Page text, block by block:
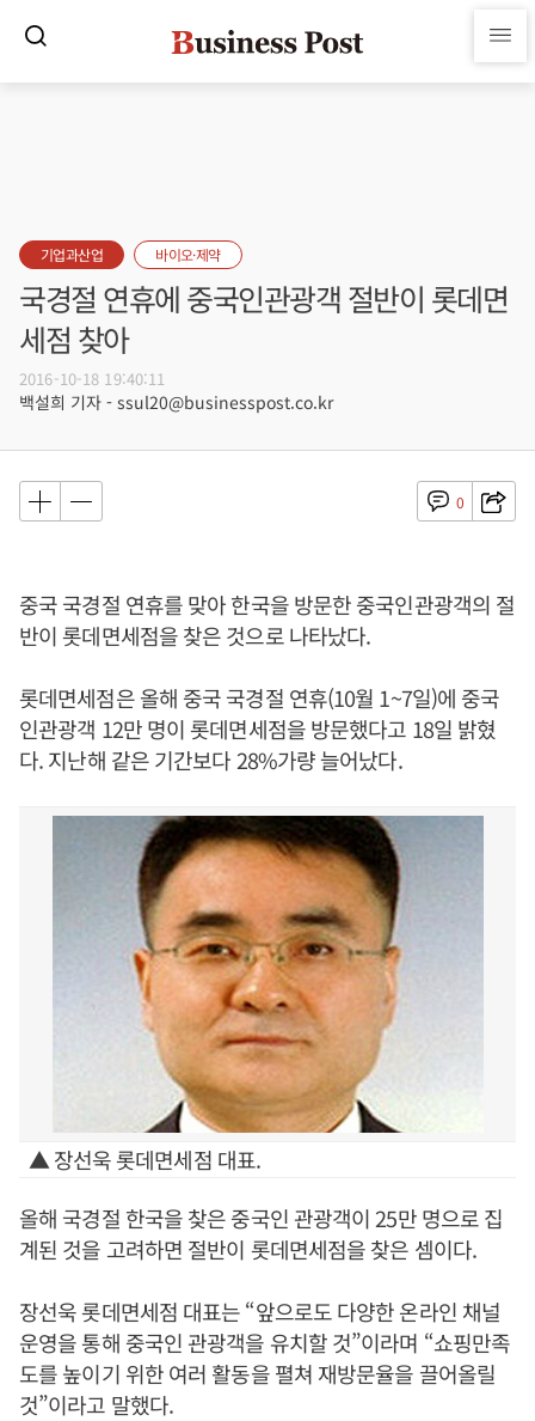
기업과산업 바이오·제약
국경절 연휴에 중국인관광객 절반이 롯데면
세점 찾아
2016-10-18 19:40:11
백설희 기자 - ssul20@businesspost.co.kr
0
중국 국경절 연휴를 맞아 한국을 방문한 중국인관광객의 절
반이 롯데면세점을 찾은 것으로 나타났다.
롯데면세점은 올해 중국 국경절 연휴(10월 1~7일)에 중국
인관광객 12만 명이 롯데면세점을 방문했다고 18일 밝혔
다. 지난해 같은 기간보다 28%가량 늘어났다.
▲ 장선욱 롯데면세점 대표.
올해 국경절 한국을 찾은 중국인 관광객이 25만 명으로 집
계된 것을 고려하면 절반이 롯데면세점을 찾은 셈이다.
장선욱 롯데면세점 대표는 “앞으로도 다양한 온라인 채널
운영을 통해 중국인 관광객을 유치할 것”이라며 “쇼핑만족
도를 높이기 위한 여러 활동을 펼쳐 재방문율을 끌어올릴
것”이라고 말했다.